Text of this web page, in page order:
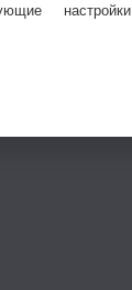
настройки